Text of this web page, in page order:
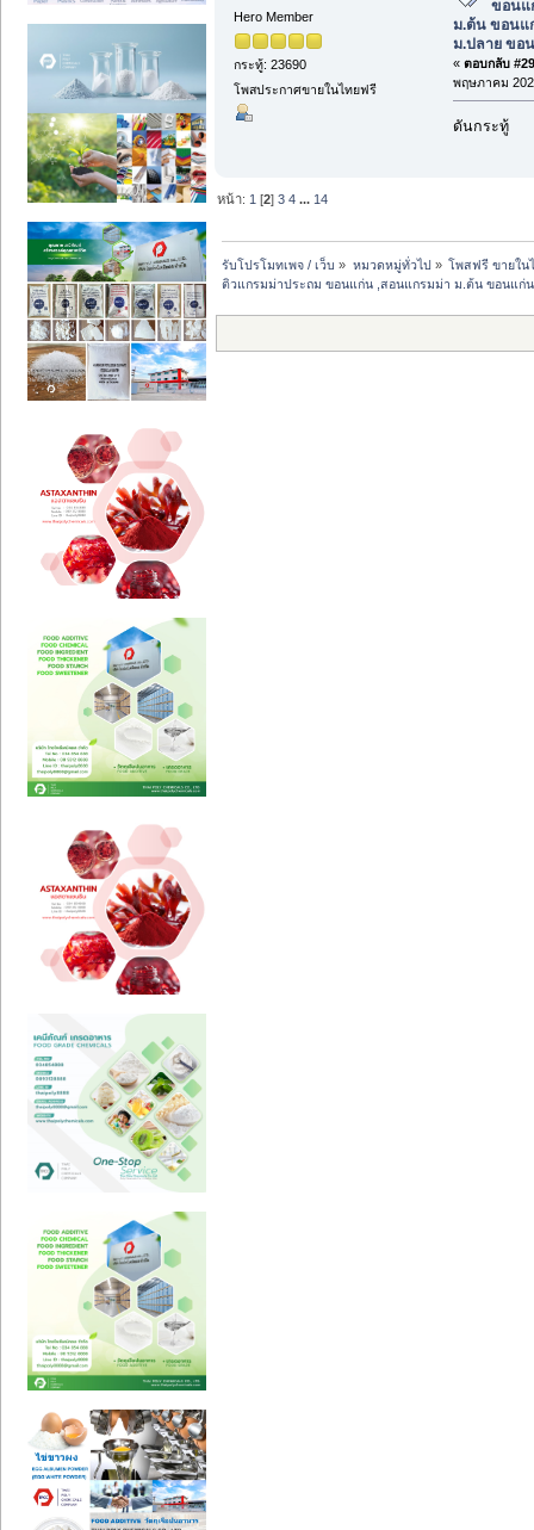
Hero Member
กระทู้: 23690
โพสประกาศขายในไทยฟรี
ขอนแ
ม.ต้น ขอนแ
ม.ปลาย ขอ
« ตอบกลับ
พฤษภาคม
ดันกระทู้
หน้า: 1 [2]3 4 ... 14
รับโปรโมทเพจ / เว็บ » หมวดหมู่ทั่วไป» โพสฟรี ขายใน
ติวแกรมม่าประถม ขอนแก่น ,สอนแกรมม่า ม.ต้น ขอนแก่